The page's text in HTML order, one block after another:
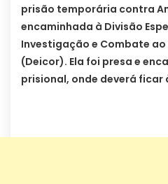
prisão temporária contra
encaminhada à Divisão
Investigação e Combate
(Deicor). Ela foi presa e
prisional, onde deverá